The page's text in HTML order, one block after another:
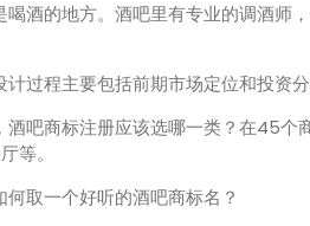
的地方。酒吧里有专业的调酒师，
程主要包括前期市场定位和投资分
商标注册应该选哪一类？在45个商
等。
取一个好听的酒吧商标名？